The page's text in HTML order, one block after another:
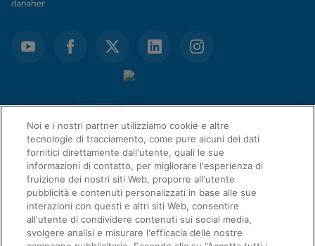
LINK RAPIDI
Noi e i nostri partner utilizziamo cookie e altre
tecnologie di tracciamento, come pure alcuni dei dati
fornitici direttamente dall'utente, quali le sue
informazioni di contatto, per migliorare l'esperienza di
fruizione dei nostri siti Web, proporre all'utente
pubblicità e contenuti personalizzati in base alle sue
interazioni con questi e altri siti Web, consentire
all'utente di condividere contenuti sui social media,
svolgere analisi e misurare l'efficacia delle nostre